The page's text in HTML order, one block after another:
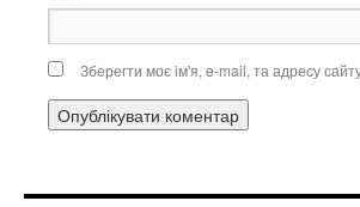
Зберегти моє ім'я, e-mail, та адресу